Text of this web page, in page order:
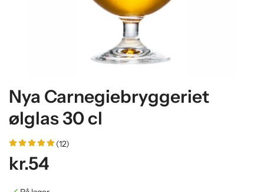
Nya Carnegiebryggeriet
ølglas 30 cl
(12)
kr.54